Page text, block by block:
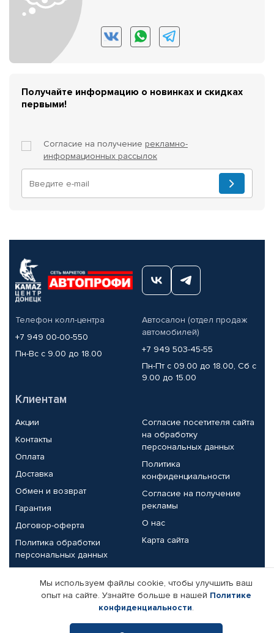
Получайте информацию о новинках и скидках
первыми!
Согласие на получение рекламно-
информационных рассылок
Телефон колл-центра
+7 949 00-00-550
Пн-Вс с 9.00 до 18.00
Автосалон (отдел продаж
автомобилей)
+7 949 503-45-55
Пн-Пт с 09.00 до 18.00, Сб с
9.00 до 15.00
Клиентам
Акции
Контакты
Оплата
Доставка
Обмен и возврат
Гарантия
Договор-оферта
Политика обработки
персональных данных
Согласие посетителя сайта
на обработку
персональных данных
Политика
конфиденциальности
Согласие на получение
рекламы
О нас
Карта сайта
Партнерам
Корпоративным клиентам
Поставщикам
Реквизиты компании
Мы используем файлы cookie, чтобы улучшить ваш
опыт на сайте. Узнайте больше в нашей Политике
конфиденциальности.